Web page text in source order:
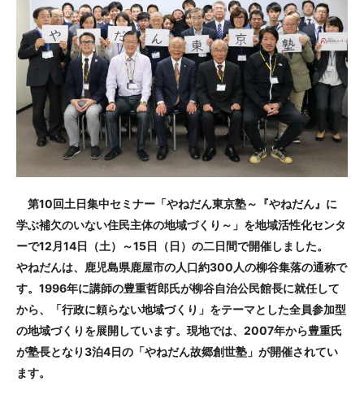
第10回土日集中セミナー「やねだん東京塾～『やねだん』に
学ぶ補欠のいない住民主体の地域づくり～」を地域活性化センタ
ーで12月14日（土）～15日（日）の二日間で開催しました。
やねだんは、鹿児島県鹿屋市の人口約300人の柳谷集落の通称で
す。1996年に講師の豊重哲郎氏が柳谷自治公民館長に就任して
から、「行政に頼らない地域づくり」をテーマとした全員参加型
の地域づくりを展開しています。現地では、2007年から豊重氏
が塾長となり3泊4日の「やねだん故郷創世塾」が開催されてい
ます。